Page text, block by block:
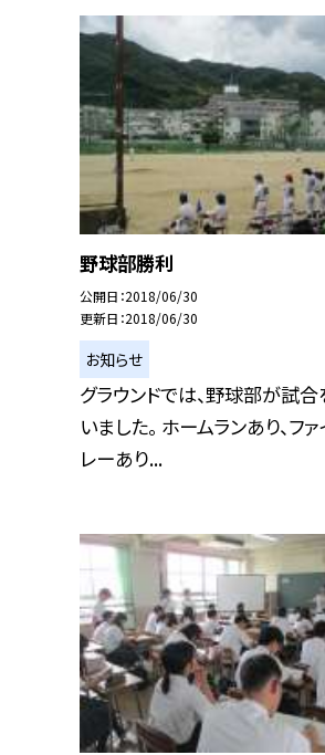
野球部勝利
公開日 2018/06/30
更新日 2018/06/30
お知らせ
グラウンドでは、野球部が試合
いました。 ホームランあり、フ
レーあり...